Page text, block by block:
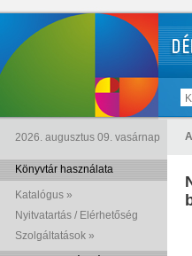
2026. augusztus 09. vasárnap
Könyvtár használata
Katalógus »
Nyitvatartás / Elérhetőség
Szolgáltatások »